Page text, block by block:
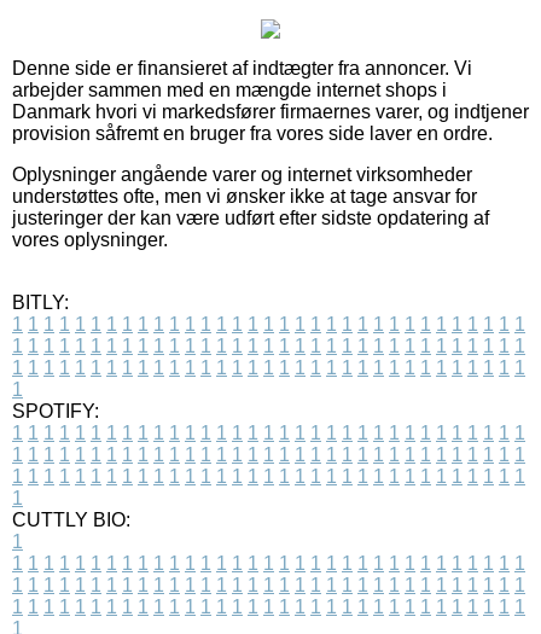
Denne side er finansieret af indtægter fra annoncer. Vi
arbejder sammen med en mængde internet shops i
Danmark hvori vi markedsfører firmaernes varer, og indtjener
provision såfremt en bruger fra vores side laver en ordre.
Oplysninger angående varer og internet virksomheder
understøttes ofte, men vi ønsker ikke at tage ansvar for
justeringer der kan være udført efter sidste opdatering af
vores oplysninger.
BITLY:
1 1 1 1 1 1 1 1 1 1 1 1 1 1 1 1 1 1 1 1 1 1 1 1 1 1 1 1 1 1 1 1 1
1 1 1 1 1 1 1 1 1 1 1 1 1 1 1 1 1 1 1 1 1 1 1 1 1 1 1 1 1 1 1 1 1
1 1 1 1 1 1 1 1 1 1 1 1 1 1 1 1 1 1 1 1 1 1 1 1 1 1 1 1 1 1 1 1 1
1
SPOTIFY:
1 1 1 1 1 1 1 1 1 1 1 1 1 1 1 1 1 1 1 1 1 1 1 1 1 1 1 1 1 1 1 1 1
1 1 1 1 1 1 1 1 1 1 1 1 1 1 1 1 1 1 1 1 1 1 1 1 1 1 1 1 1 1 1 1 1
1 1 1 1 1 1 1 1 1 1 1 1 1 1 1 1 1 1 1 1 1 1 1 1 1 1 1 1 1 1 1 1 1
1
CUTTLY BIO:
1
1 1 1 1 1 1 1 1 1 1 1 1 1 1 1 1 1 1 1 1 1 1 1 1 1 1 1 1 1 1 1 1 1
1 1 1 1 1 1 1 1 1 1 1 1 1 1 1 1 1 1 1 1 1 1 1 1 1 1 1 1 1 1 1 1 1
1 1 1 1 1 1 1 1 1 1 1 1 1 1 1 1 1 1 1 1 1 1 1 1 1 1 1 1 1 1 1 1 1
1